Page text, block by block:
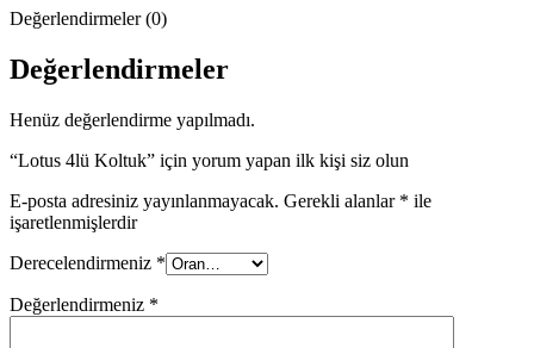
Değerlendirmeler (0)
Değerlendirmeler
Henüz değerlendirme yapılmadı.
“Lotus 4lü Koltuk” için yorum yapan ilk kişi siz olun
E-posta adresiniz yayınlanmayacak. Gerekli alanlar * ile
işaretlenmişlerdir
Derecelendirmeniz *
Değerlendirmeniz *